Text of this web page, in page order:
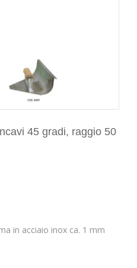
45 gradi, raggio 50
in acciaio inox ca. 1 mm